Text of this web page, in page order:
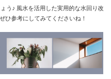
う♪ 風水を活用した実用的な水回り改
ひ参考にしてみてくださいね！